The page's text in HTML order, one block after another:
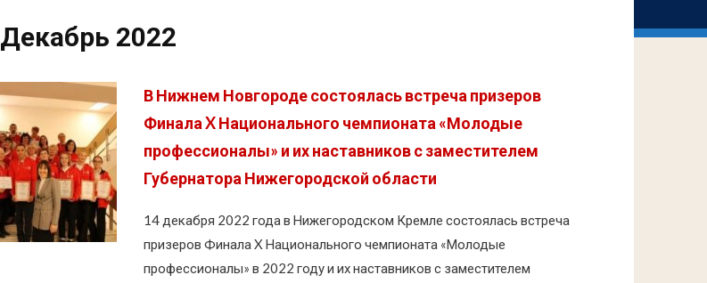
Декабрь 2022
В Нижнем Новгороде состоялась встреча призеров
Финала X Национального чемпионата «Молодые
профессионалы» и их наставников с заместителем
Губернатора Нижегородской области
14 декабря 2022 года в Нижегородском Кремле состоялась встреча
призеров Финала X Национального чемпионата «Молодые
профессионалы» в 2022 году и их наставников с заместителем